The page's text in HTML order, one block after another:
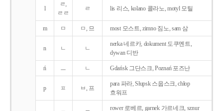
l
ㄹ,
ㄹㄹ
ㄹ lis 리스, kolano 콜라노, motyl 모틸
m ㅁ ㅁ, 므 most 모스트, zimno 짐노, sam 삼
n ㄴ ㄴ
nerka 네르카, dokument 도쿠멘트,
dywan 디반
ń ㅡ ㄴ Gdańsk 그단스크, Poznań 포즈난
p ㅍ ㅂ, 프
para 파라, Słupsk 스웁스크, chłop
흐워프
rower 로베르, garnek 가르네크, sznur